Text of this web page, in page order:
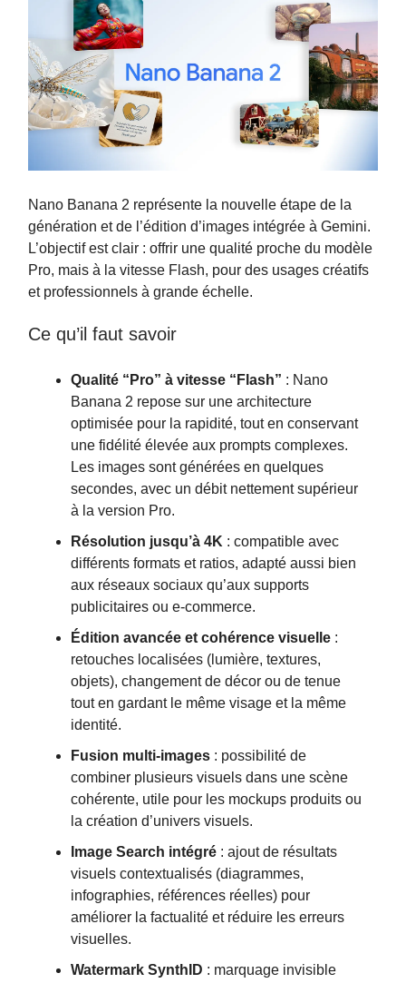
Nano Banana 2 représente la nouvelle étape de la
génération et de l’édition d’images intégrée à Gemini.
L’objectif est clair : offrir une qualité proche du modèle
Pro, mais à la vitesse Flash, pour des usages créatifs
et professionnels à grande échelle.
Ce qu’il faut savoir
Qualité “Pro” à vitesse “Flash” : Nano
Banana 2 repose sur une architecture
optimisée pour la rapidité, tout en conservant
une fidélité élevée aux prompts complexes.
Les images sont générées en quelques
secondes, avec un débit nettement supérieur
à la version Pro.
Résolution jusqu’à 4K : compatible avec
différents formats et ratios, adapté aussi bien
aux réseaux sociaux qu’aux supports
publicitaires ou e-commerce.
Édition avancée et cohérence visuelle :
retouches localisées (lumière, textures,
objets), changement de décor ou de tenue
tout en gardant le même visage et la même
identité.
Fusion multi-images : possibilité de
combiner plusieurs visuels dans une scène
cohérente, utile pour les mockups produits ou
la création d’univers visuels.
Image Search intégré : ajout de résultats
visuels contextualisés (diagrammes,
infographies, références réelles) pour
améliorer la factualité et réduire les erreurs
visuelles.
Watermark SynthID : marquage invisible